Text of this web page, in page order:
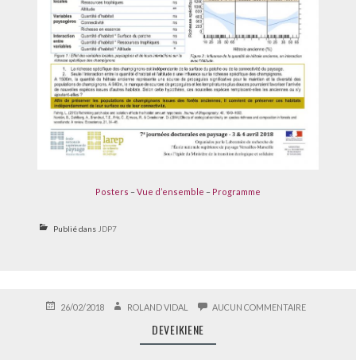
Posters – Vue d’ensemble – Programme
Publié dans JDP7
PUBLIÉ26/02/2018 AUTEURROLAND VIDAL AUCUN COMMENTAIRESUR
DEVEIKIENE